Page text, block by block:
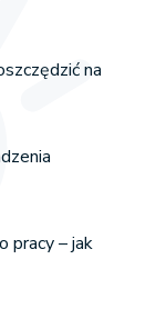
na
pracy – jak